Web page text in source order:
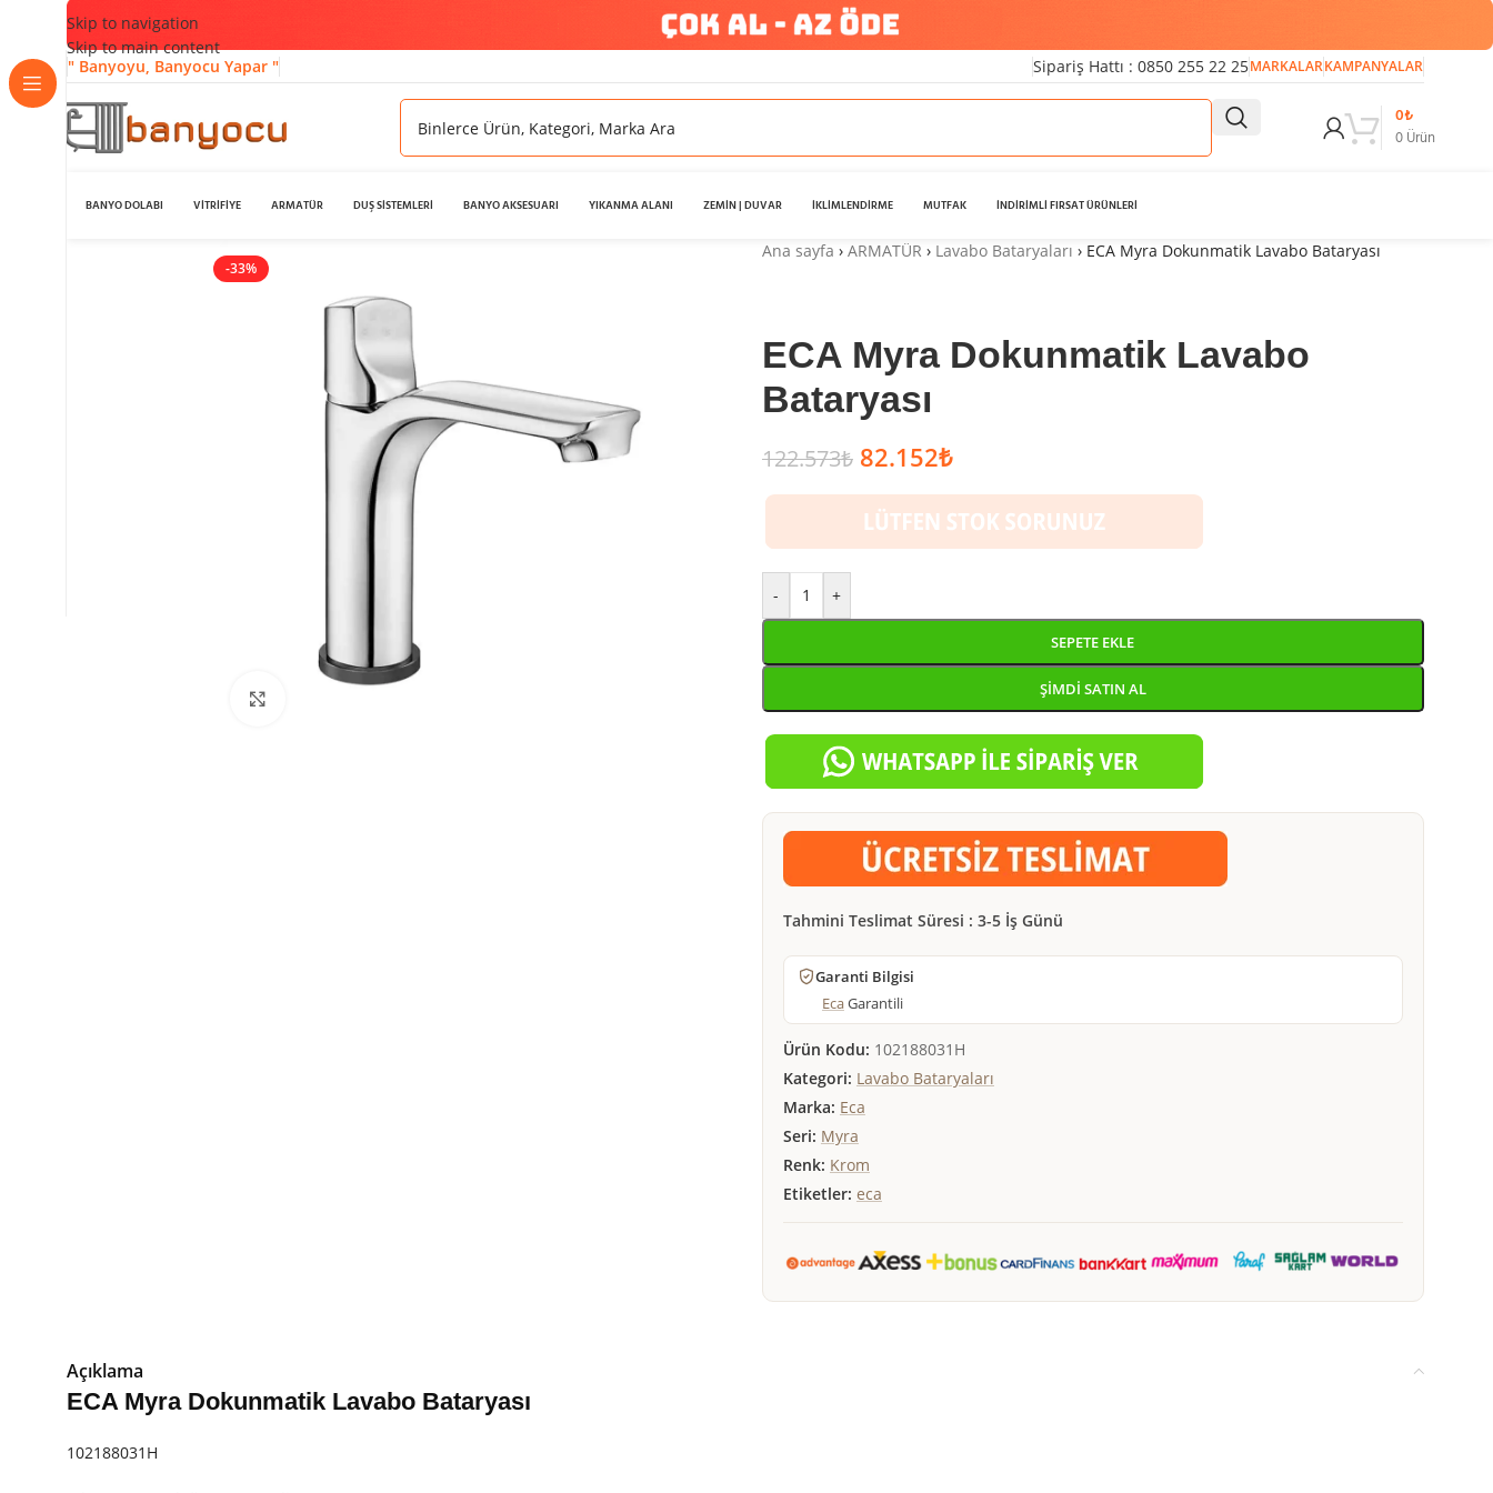
Skip to navigation
Skip to main content
" Banyoyu, Banyocu Yapar "
Sipariş Hattı : 0850 255 22 25MARKALARKAMPANYALAR
0Ürün
0₺
BANYO DOLABI VİTRİFİYE ARMATÜR DUŞ SİSTEMLERİ BANYO AKSESUARI YIKANMA ALANI ZEMİN | DUVAR İKLİMLENDİRME MUTFAK İNDİRİMLİ FIRSAT ÜRÜNLERİ
-33%
Ana sayfa › ARMATÜR › Lavabo Bataryaları › ECA Myra Dokunmatik Lavabo Bataryası
ECA Myra Dokunmatik Lavabo
Bataryası
122.573₺ 82.152₺
- +
SEPETE EKLE
ŞIMDI SATIN AL
Tahmini Teslimat Süresi : 3-5 İş Günü
Garanti Bilgisi
EcaGarantili
Ürün Kodu: 102188031H
Kategori: Lavabo Bataryaları
Marka: Eca
Seri: Myra
Renk: Krom
Etiketler: eca
Açıklama
ECA Myra Dokunmatik Lavabo Bataryası
102188031H